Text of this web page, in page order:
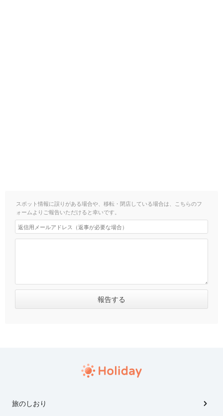
スポット情報に誤りがある場合や、移転・閉店している場合は、こちらのフ
ォームよりご報告いただけると幸いです。
旅のしおり